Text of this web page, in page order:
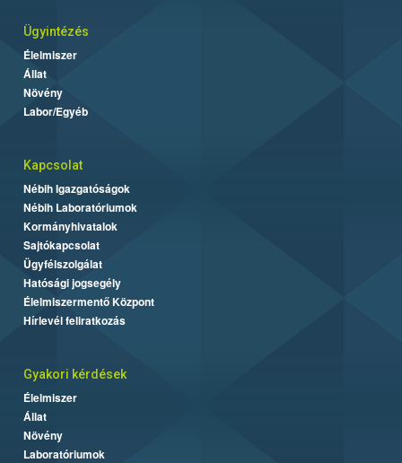
Ügyintézés
Élelmiszer
Állat
Növény
Labor/Egyéb
Kapcsolat
Nébih Igazgatóságok
Nébih Laboratóriumok
Kormányhivatalok
Sajtókapcsolat
Ügyfélszolgálat
Hatósági jogsegély
Élelmiszermentő Központ
Hírlevél feliratkozás
Gyakori kérdések
Élelmiszer
Állat
Növény
Laboratóriumok